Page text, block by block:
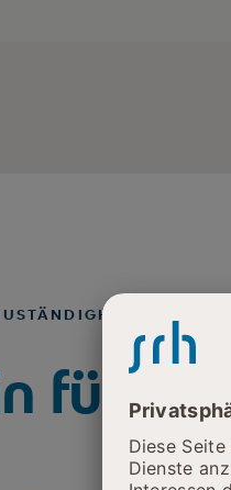
für